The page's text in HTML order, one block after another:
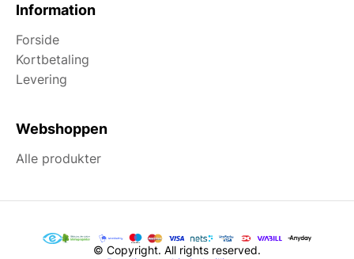
Information
Forside
Kortbetaling
Levering
Webshoppen
Alle produkter
© Copyright. All rights reserved.